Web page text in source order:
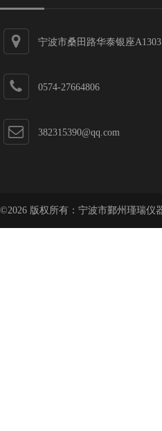
宁波市桑田路华泰银座A1303
0574-27664806
382315390@qq.com
©2026 版权所有：宁波市鄞州瑾瑞仪